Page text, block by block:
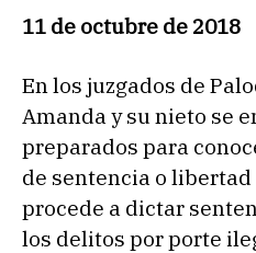
11 de octubre de 2018
En los juzgados de
Amanda y su nieto se
preparados para
de sentencia o libertad
procede a dictar
los delitos por porte